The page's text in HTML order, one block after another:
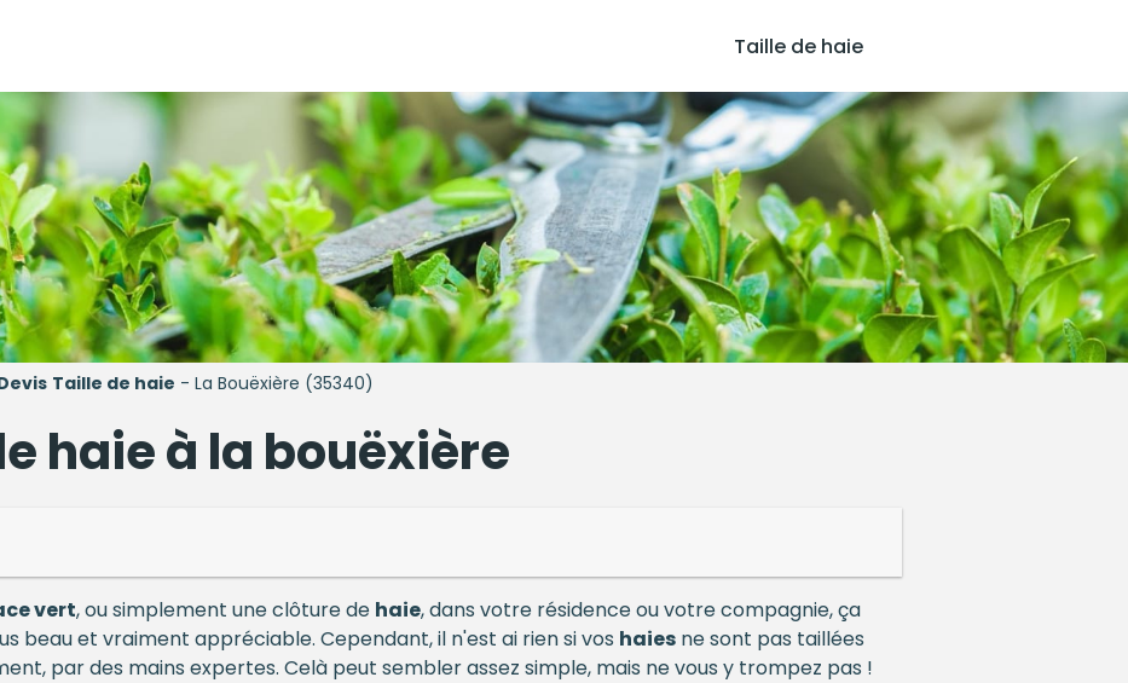
Taille de haie
Taille de haie - La Bouëxière (35340)
haie à la bouëxière
vert, ou simplement une clôture de haie, dans votre résidence ou votre compagnie, ça
beau et vraiment appréciable. Cependant, il n'est ai rien si vos haies ne sont pas taillées
par des mains expertes. Celà peut sembler assez simple, mais ne vous y trompez pas !